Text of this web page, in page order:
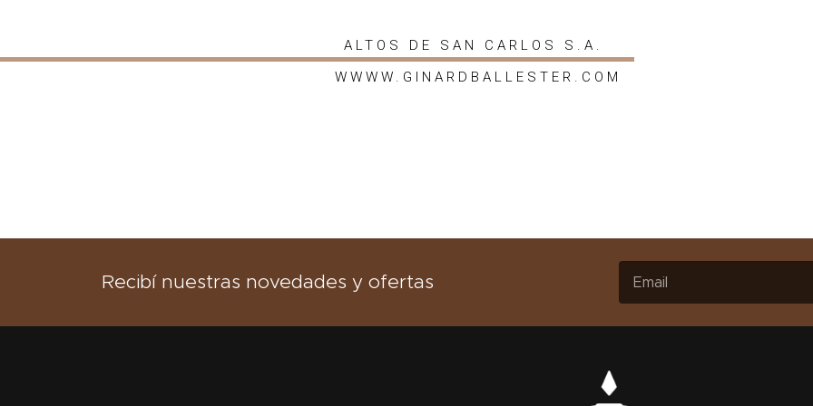
ALTOS DE SAN CARLOS S.A.
WWWW.GINARDBALLESTER.COM
Recibí nuestras novedades y ofertas